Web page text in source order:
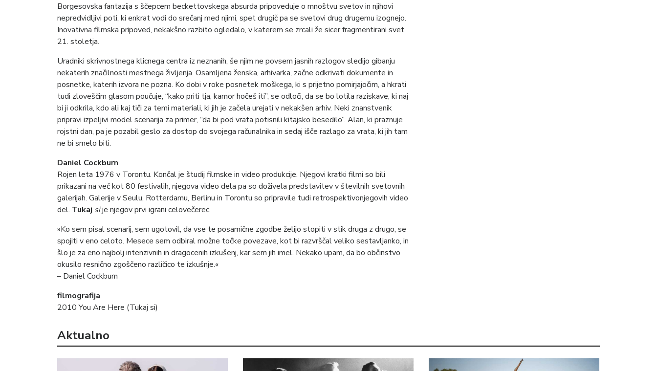
Borgesovska fantazija s ščepcem beckettovskega absurda pripoveduje o mnoštvu svetov in njihovi
nepredvidljivi poti, ki enkrat vodi do srečanj med njimi, spet drugič pa se svetovi drug drugemu izognejo.
Inovativna filmska pripoved, nekakšno razbito ogledalo, v katerem se zrcali že sicer fragmentirani svet
21. stoletja.
Uradniki skrivnostnega klicnega centra iz neznanih, še njim ne povsem jasnih razlogov sledijo gibanju
nekaterih značilnosti mestnega življenja. Osamljena ženska, arhivarka, začne odkrivati dokumente in
posnetke, katerih izvora ne pozna. Ko dobi v roke posnetek moškega, ki s prijetno pomirjajočim, a hkrati
tudi zloveščim glasom poučuje, “kako priti tja, kamor hočeš iti”, se odloči, da se bo lotila raziskave, ki naj
bi ji odkrila, kdo ali kaj tiči za temi materiali, ki jih je začela urejati v nekakšen arhiv. Neki znanstvenik
pripravi izpeljivi model scenarija za primer, “da bi pod vrata potisnili kitajsko besedilo”. Alan, ki praznuje
rojstni dan, pa je pozabil geslo za dostop do svojega računalnika in sedaj išče razlago za vrata, ki jih tam
ne bi smelo biti.
Daniel Cockburn
Rojen leta 1976 v Torontu. Končal je študij filmske in video produkcije. Njegovi kratki filmi so bili
prikazani na več kot 80 festivalih, njegova video dela pa so doživela predstavitev v številnih svetovnih
galerijah. Galerije v Seulu, Rotterdamu, Berlinu in Torontu so pripravile tudi retrospektivonjegovih video
del. Tukaj sije njegov prvi igrani celovečerec.
»Ko sem pisal scenarij, sem ugotovil, da vse te posamične zgodbe želijo stopiti v stik druga z drugo, se
spojiti v eno celoto. Mesece sem odbiral možne točke povezave, kot bi razvrščal veliko sestavljanko, in
šlo je za eno najbolj intenzivnih in dragocenih izkušenj, kar sem jih imel. Nekako upam, da bo občinstvo
okusilo resnično zgoščeno različico te izkušnje.«
– Daniel Cockburn
filmografija
2010 You Are Here (Tukaj si)
Aktualno